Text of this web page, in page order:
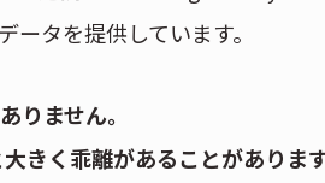
タを提供しています。
りません。
きく乖離があることがありま